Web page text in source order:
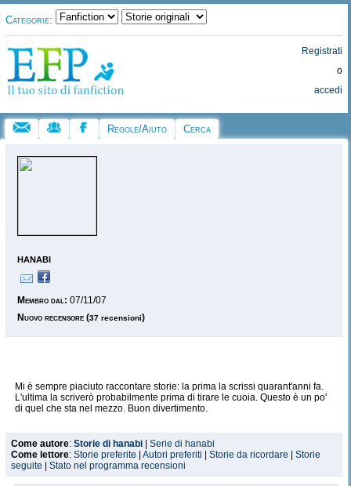
Categorie:
Registrati
o
accedi
Regole/Aiuto Cerca
hanabi
Membro dal: 07/11/07
Nuovo recensore (37 recensioni)
Mi è sempre piaciuto raccontare storie: la prima la scrissi quarant'anni fa.
L'ultima la scriverò probabilmente prima di tirare le cuoia. Questo è un po'
di quel che sta nel mezzo. Buon divertimento.
Come autore: Storie di hanabi
Serie di hanabi
Come lettore: Storie preferite Autori preferiti Storie da ricordare
Storie
seguite
Stato nel programma recensioni